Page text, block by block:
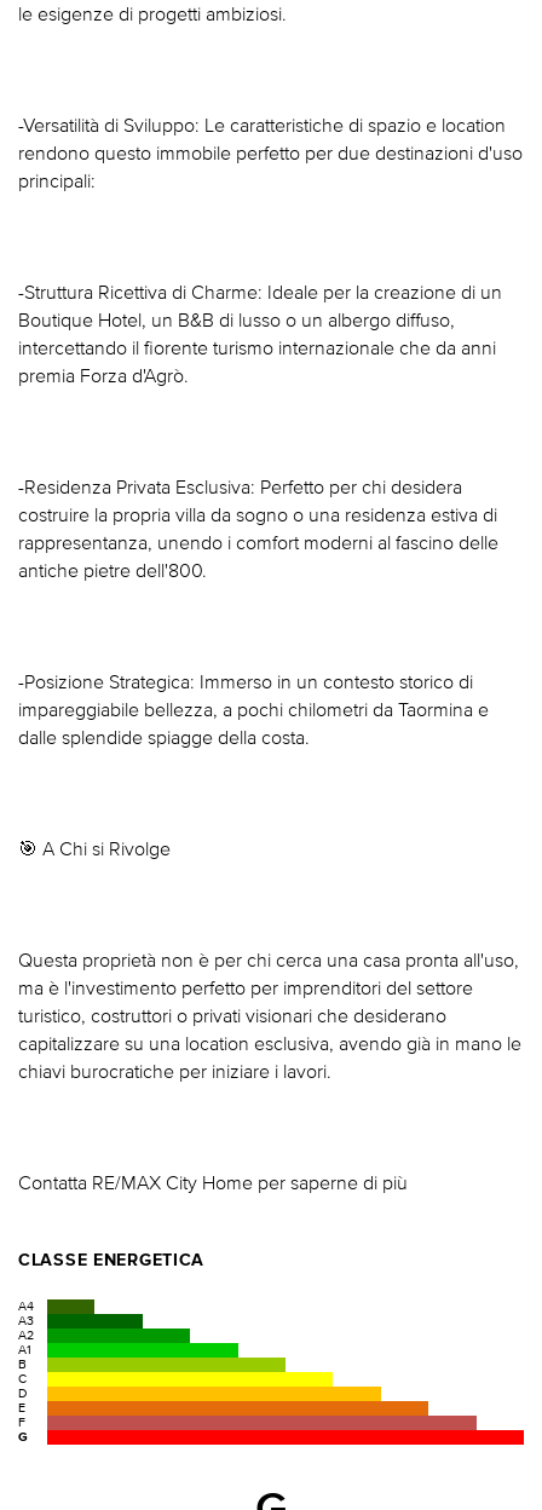
le esigenze di progetti ambiziosi.
-Versatilità di Sviluppo: Le caratteristiche di spazio e location
rendono questo immobile perfetto per due destinazioni d'uso
principali:
-Struttura Ricettiva di Charme: Ideale per la creazione di un
Boutique Hotel, un B&B di lusso o un albergo diffuso,
intercettando il fiorente turismo internazionale che da anni
premia Forza d'Agrò.
-Residenza Privata Esclusiva: Perfetto per chi desidera
costruire la propria villa da sogno o una residenza estiva di
rappresentanza, unendo i comfort moderni al fascino delle
antiche pietre dell'800.
-Posizione Strategica: Immerso in un contesto storico di
impareggiabile bellezza, a pochi chilometri da Taormina e
dalle splendide spiagge della costa.
🎯 A Chi si Rivolge
Questa proprietà non è per chi cerca una casa pronta all'uso,
ma è l'investimento perfetto per imprenditori del settore
turistico, costruttori o privati visionari che desiderano
capitalizzare su una location esclusiva, avendo già in mano le
chiavi burocratiche per iniziare i lavori.
Contatta RE/MAX City Home per saperne di più
CLASSE ENERGETICA
A4
A3
A2
A1
B
C
D
E
F
G